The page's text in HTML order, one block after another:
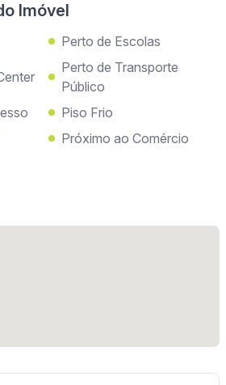
Imóvel
Perto de Escolas
Perto de Transporte
Público
Piso Frio
Próximo ao Comércio